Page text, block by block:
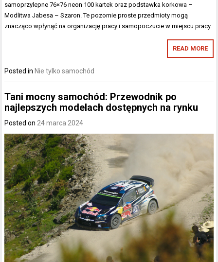
samoprzylepne 76×76 neon 100 kartek oraz podstawka korkowa –
Modlitwa Jabesa – Szaron. Te pozornie proste przedmioty mogą
znacząco wpłynąć na organizację pracy i samopoczucie w miejscu pracy.
READ MORE
Posted in Nie tylko samochód
Tani mocny samochód: Przewodnik po
najlepszych modelach dostępnych na rynku
Posted on24 marca 2024